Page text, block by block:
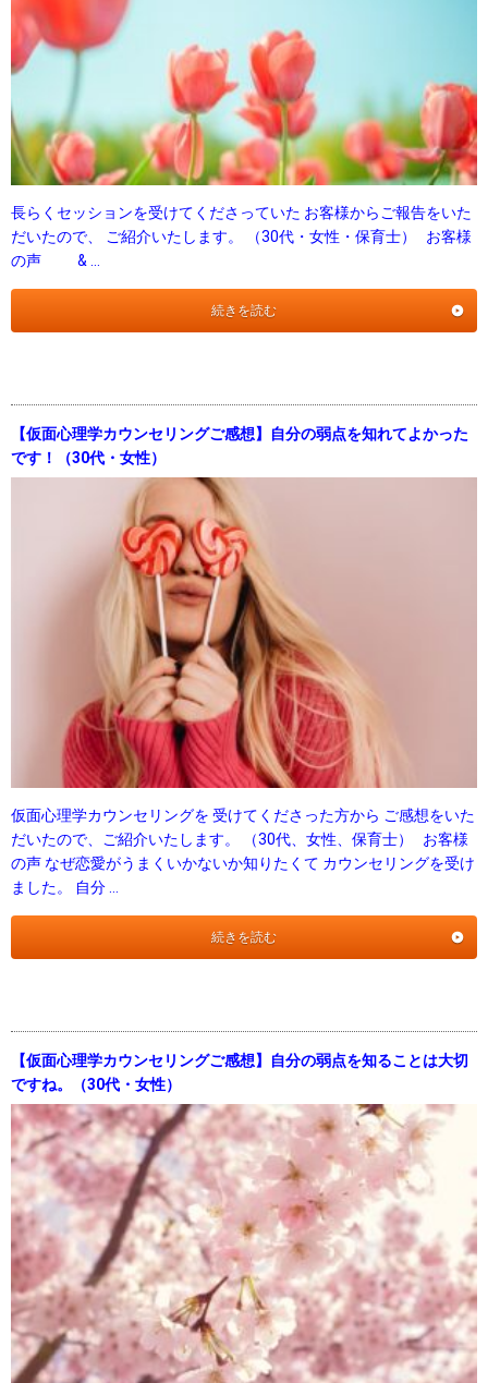
長らくセッションを受けてくださっていた お客様からご報告をいた
だいたので、 ご紹介いたします。 （30代・女性・保育士） お客様
の声 & …
続きを読む
【仮面心理学カウンセリングご感想】自分の弱点を知れてよかった
です！（30代・女性）
仮面心理学カウンセリングを 受けてくださった方から ご感想をいた
だいたので、ご紹介いたします。 （30代、女性、保育士） お客様
の声 なぜ恋愛がうまくいかないか知りたくて カウンセリングを受け
ました。 自分 …
続きを読む
【仮面心理学カウンセリングご感想】自分の弱点を知ることは大切
ですね。（30代・女性）